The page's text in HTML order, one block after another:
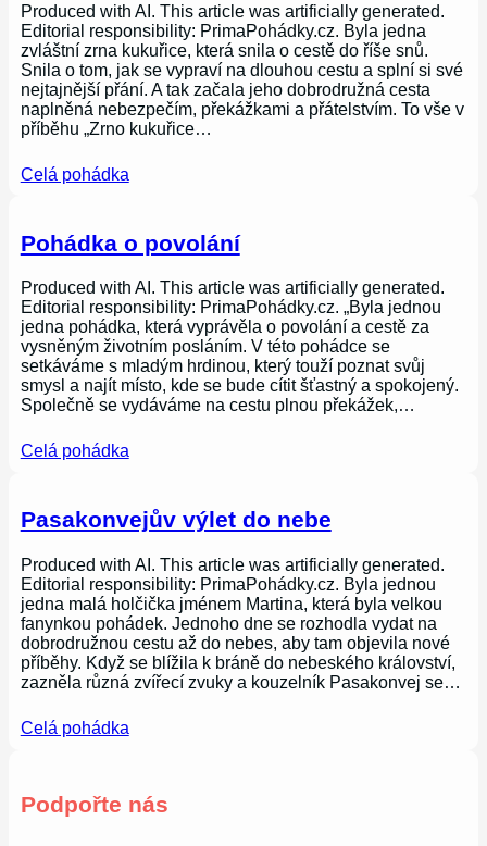
Produced with AI. This article was artificially generated.
Editorial responsibility: PrimaPohádky.cz. Byla jedna
zvláštní zrna kukuřice, která snila o cestě do říše snů.
Snila o tom, jak se vypraví na dlouhou cestu a splní si své
nejtajnější přání. A tak začala jeho dobrodružná cesta
naplněná nebezpečím, překážkami a přátelstvím. To vše v
příběhu „Zrno kukuřice…
Celá pohádka
Pohádka o povolání
Produced with AI. This article was artificially generated.
Editorial responsibility: PrimaPohádky.cz. „Byla jednou
jedna pohádka, která vyprávěla o povolání a cestě za
vysněným životním posláním. V této pohádce se
setkáváme s mladým hrdinou, který touží poznat svůj
smysl a najít místo, kde se bude cítit šťastný a spokojený.
Společně se vydáváme na cestu plnou překážek,…
Celá pohádka
Pasakonvejův výlet do nebe
Produced with AI. This article was artificially generated.
Editorial responsibility: PrimaPohádky.cz. Byla jednou
jedna malá holčička jménem Martina, která byla velkou
fanynkou pohádek. Jednoho dne se rozhodla vydat na
dobrodružnou cestu až do nebes, aby tam objevila nové
příběhy. Když se blížila k bráně do nebeského království,
zazněla různá zvířecí zvuky a kouzelník Pasakonvej se…
Celá pohádka
Podpořte nás